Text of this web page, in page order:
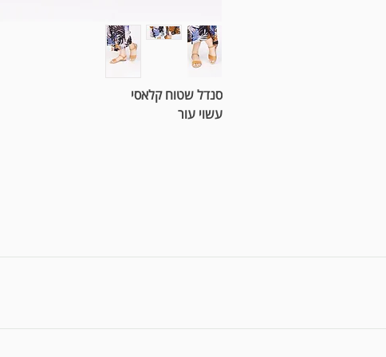
סנדל שטוח קלאסי
עשוי עור
תקופת האחריות הינה למשך 3.5 חודשים ממועד הרכישה * בלאי ושחיקה או אי נוחות לאחר השימוש